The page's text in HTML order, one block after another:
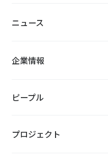
ニュース
企業情報
ピープル
プロジェクト